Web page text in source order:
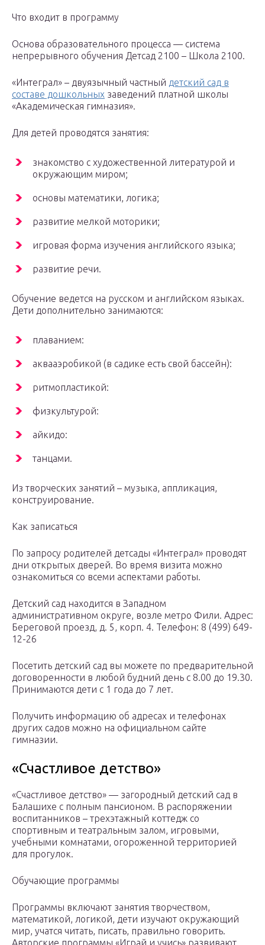
Что входит в программу
Основа образовательного процесса — система
непрерывного обучения Детсад 2100 – Школа 2100.
«Интеграл» – двуязычный частный детский сад в
составе дошкольных заведений платной школы
«Академическая гимназия».
Для детей проводятся занятия:
знакомство с художественной литературой и
окружающим миром;
основы математики, логика;
развитие мелкой моторики;
игровая форма изучения английского языка;
развитие речи.
Обучение ведется на русском и английском языках.
Дети дополнительно занимаются:
плаванием:
аквааэробикой (в садике есть свой бассейн):
ритмопластикой:
физкультурой:
айкидо:
танцами.
Из творческих занятий – музыка, аппликация,
конструирование.
Как записаться
По запросу родителей детсады «Интеграл» проводят
дни открытых дверей. Во время визита можно
ознакомиться со всеми аспектами работы.
Детский сад находится в Западном
административном округе, возле метро Фили. Адрес:
Береговой проезд, д. 5, корп. 4. Телефон: 8 (499) 649-
12-26
Посетить детский сад вы можете по предварительной
договоренности в любой будний день с 8.00 до 19.30.
Принимаются дети с 1 года до 7 лет.
Получить информацию об адресах и телефонах
других садов можно на официальном сайте
гимназии.
«Счастливое детство»
«Счастливое детство» — загородный детский сад в
Балашихе с полным пансионом. В распоряжении
воспитанников – трехэтажный коттедж со
спортивным и театральным залом, игровыми,
учебными комнатами, огороженной территорией
для прогулок.
Обучающие программы
Программы включают занятия творчеством,
математикой, логикой, дети изучают окружающий
мир, учатся читать, писать, правильно говорить.
Авторские программы «Играй и учись» развивают